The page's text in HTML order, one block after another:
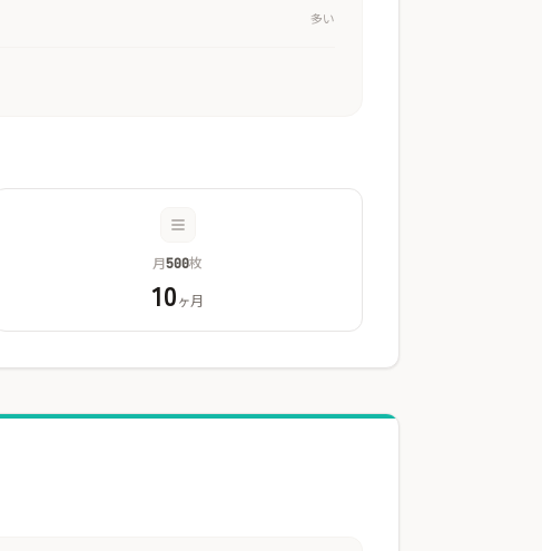
多い
月500枚
10ヶ月